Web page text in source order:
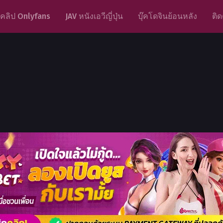
คลิป Onlyfans JAV หนังเอวีญี่ปุ่น บุ๊คโดจินย้อนหลัง ติ